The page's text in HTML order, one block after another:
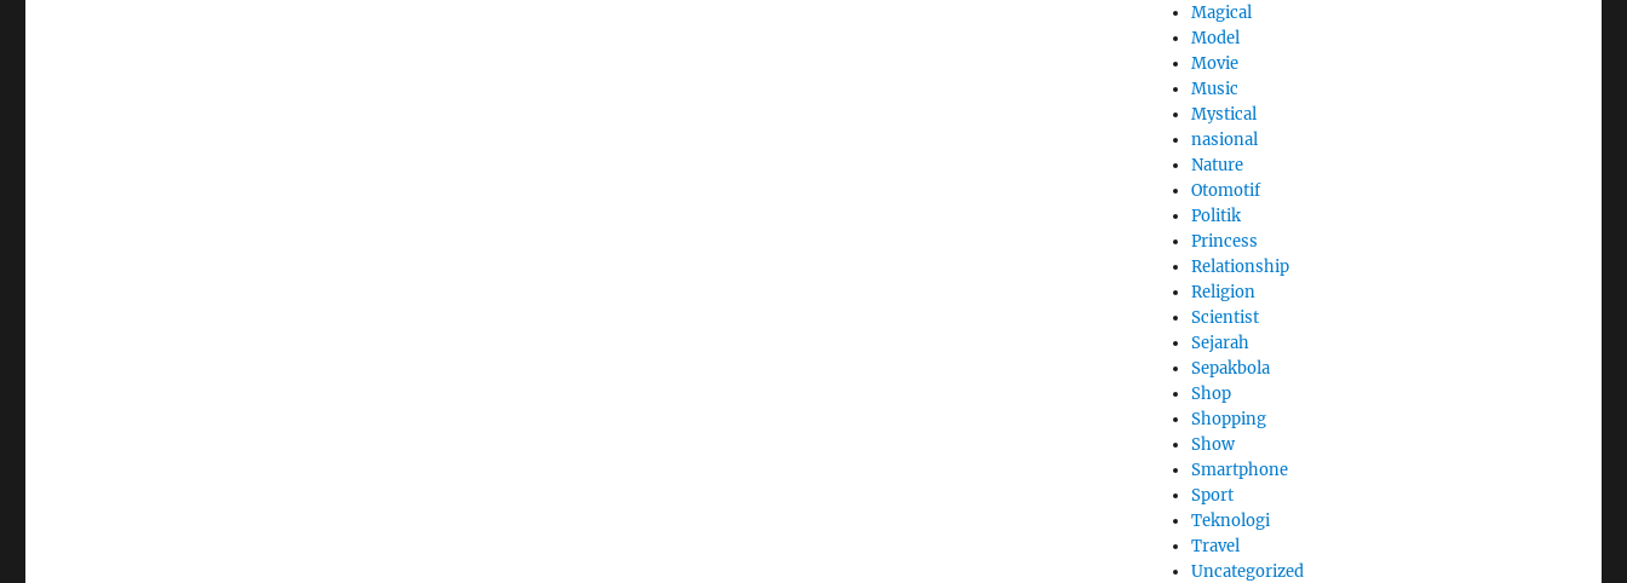
Magical
Model
Movie
Music
Mystical
nasional
Nature
Otomotif
Politik
Princess
Relationship
Religion
Scientist
Sejarah
Sepakbola
Shop
Shopping
Show
Smartphone
Sport
Teknologi
Travel
Uncategorized